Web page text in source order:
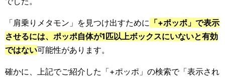
「肩乗りメタモン」を見つけ出すために 「+ポッポ」で表示
させるには、ポッポ自体が1匹以上ボックスにいないと有効
ではない可能性があります。
確かに、上記でご紹介した「+ポッポ」の検索で「表示され